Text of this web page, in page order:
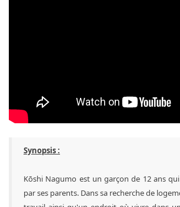
Synopsis :
Kōshi Nagumo est un garçon de 12 ans
par ses parents. Dans sa recherche de